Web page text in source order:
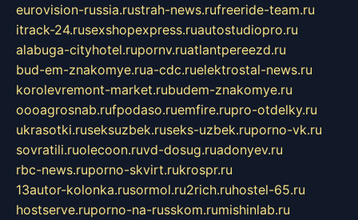
eurovision-russia.rustrah-news.rufreeride-team.ru
itrack-24.rusexshopexpress.ruautostudiopro.ru
alabuga-cityhotel.rupornv.ruatlantpereezd.ru
bud-em-znakomye.rua-cdc.ruelektrostal-news.ru
korolevremont-market.rubudem-znakomye.ru
oooagrosnab.rufpodaso.ruemfire.rupro-otdelky.ru
ukrasotki.ruseksuzbek.ruseks-uzbek.ruporno-vk.ru
sovratili.ruolecoon.ruvd-dosug.ruadonyev.ru
rbc-news.ruporno-skvirt.rukrospr.ru
13autor-kolonka.rusormol.ru2rich.ruhostel-65.ru
hostserve.ruporno-na-russkom.rumishinlab.ru